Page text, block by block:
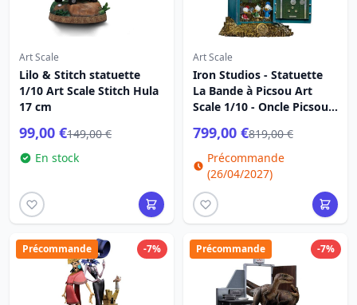
Art Scale
Lilo & Stitch statuette
1/10 Art Scale Stitch Hula
17 cm
99,00 €149,00 €
En stock
Art Scale
Iron Studios - Statuette
La Bande à Picsou Art
Scale 1/10 - Oncle Picsou
799,00 €819,00 €
Précommande
(26/04/2027)
-7%
Précommande -7%
Précommande